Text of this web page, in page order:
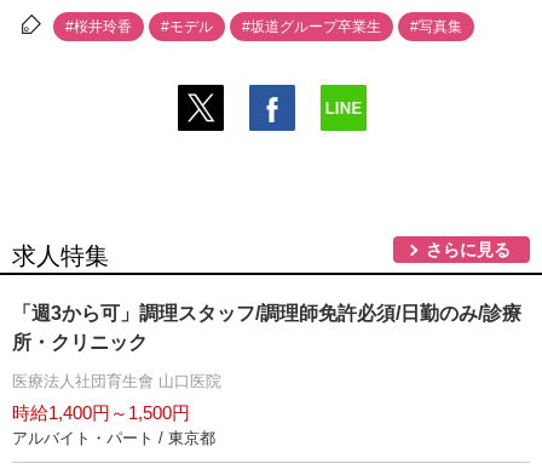
#桜井玲香 #モデル #坂道グループ卒業生 #写真集
求人特集 さらに見る
「週3から可」調理スタッフ/調理師免許必須/日勤のみ/診療
所・クリニック
医療法人社団育生會 山口医院
時給1,400円～1,500円
アルバイト・パート / 東京都